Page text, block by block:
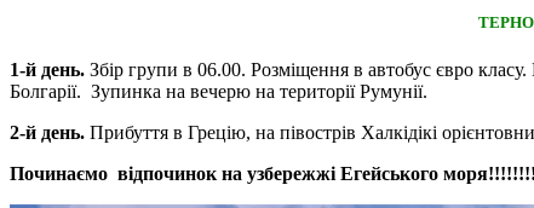
1-й день. Збір групи в 06.00. Розміщення в автобус євро
Болгарії. Зупинка на вечерю на території Румунії.
2-й день. Прибуття в Грецію, на півострів Халкідікі
Починаємо відпочинок на узбережжі Егейського